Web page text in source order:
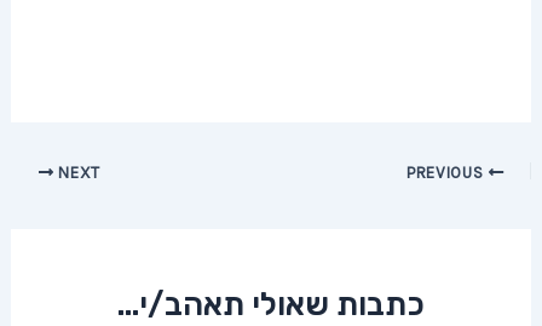
Post
NEXT
כתבות שאולי תאהב/י...